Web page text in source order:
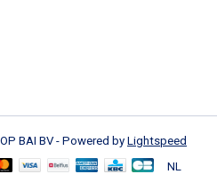
BAI BV - Powered by Lightspeed
NL